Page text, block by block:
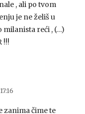
, ali po tvom
je ne želiš u
milanista reći , (…)
!!!
17:16
zanima čime te